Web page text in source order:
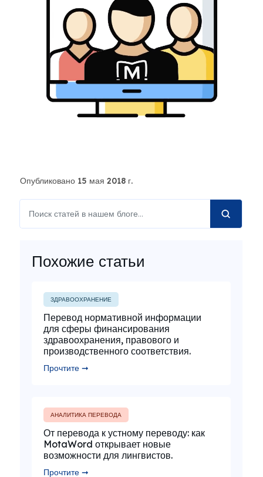
Опубликовано 15 мая 2018 г.
Похожие статьи
ЗДРАВООХРАНЕНИЕ
Перевод нормативной информации
для сферы финансирования
здравоохранения, правового и
производственного соответствия.
Прочтите ➞
АНАЛИТИКА ПЕРЕВОДА
От перевода к устному переводу: как
MotaWord открывает новые
возможности для лингвистов.
Прочтите ➞